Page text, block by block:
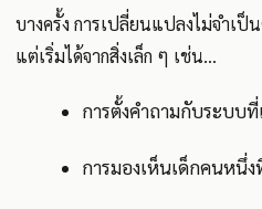
บางครั้ง การเปลี่ยนแปลงไม่จำเป็
แต่เริ่มได้จากสิ่งเล็ก ๆ เช่น...
การตั้งคำถามกับระบบที่
การมองเห็นเด็กคนหนึ่